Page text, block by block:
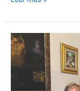
Diputado
de
Libre
califica
como